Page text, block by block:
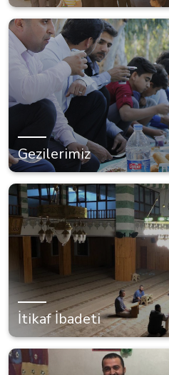
Gezilerimiz
İtikaf İbadeti